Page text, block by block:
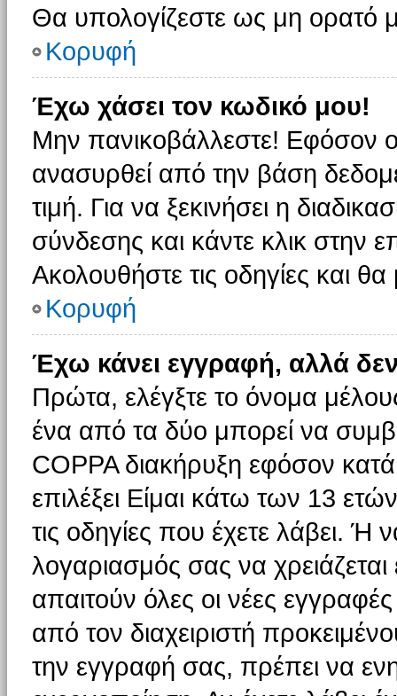
Θα υπολογίζεστε ως μη ορατό
Κορυφή
Έχω χάσει τον κωδικό μου!
Μην πανικοβάλλεστε! Εφόσον
ανασυρθεί από την βάση
τιμή. Για να ξεκινήσει η
σύνδεσης και κάντε κλικ στην
Ακολουθήστε τις οδηγίες και
Κορυφή
Έχω κάνει εγγραφή, αλλά
Πρώτα, ελέγξτε το όνομα
ένα από τα δύο μπορεί να
COPPA διακήρυξη εφόσον κατά
επιλέξει Είμαι κάτω των 13
τις οδηγίες που έχετε λάβει. Ή
λογαριασμός σας να
απαιτούν όλες οι νέες
από τον διαχειριστή
την εγγραφή σας, πρέπει να